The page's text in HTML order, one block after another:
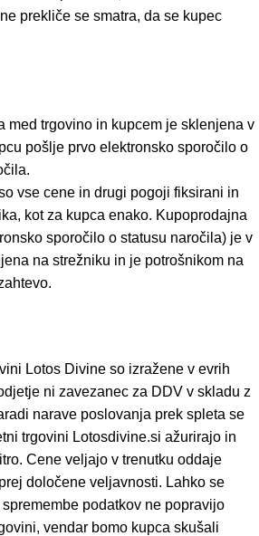
prekliče se smatra, da se kupec
med trgovino in kupcem je sklenjena v
pošlje prvo elektronsko sporočilo o
vse cene in drugi pogoji fiksirani in
kot za kupca enako. Kupoprodajna
sporočilo o statusu naročila) je v
na strežniku in je potrošnikom na
Lotos Divine so izražene v evrih
ni zavezanec za DDV v skladu z
narave poslovanja prek spleta se
trgovini Lotosdivine.si ažurirajo in
Cene veljajo v trenutku oddaje
določene veljavnosti. Lahko se
podatkov ne popravijo
vendar bomo kupca skušali